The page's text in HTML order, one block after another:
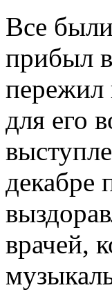
Все
прибыл
пережил
для его
декабре
врачей,